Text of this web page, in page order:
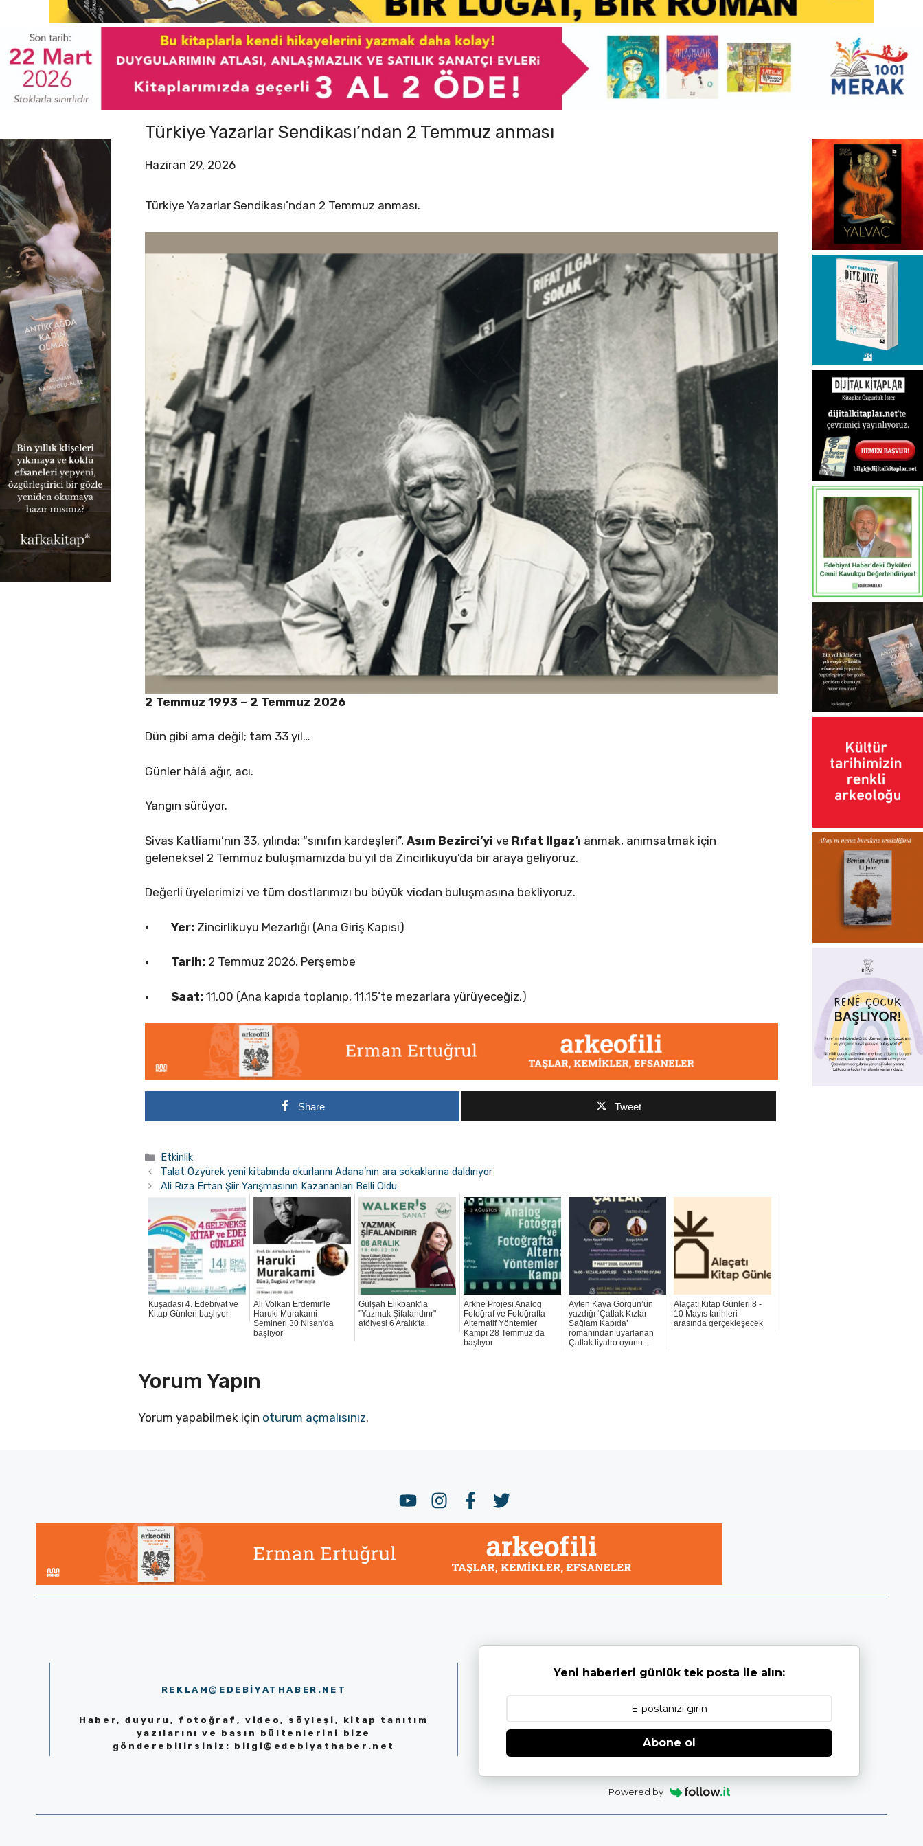
Türkiye Yazarlar Sendikası’ndan 2 Temmuz anması
Haziran 29, 2026
Türkiye Yazarlar Sendikası’ndan 2 Temmuz anması.
2 Temmuz 1993 – 2 Temmuz 2026
Dün gibi ama değil; tam 33 yıl…
Günler hâlâ ağır, acı.
Yangın sürüyor.
Sivas Katliamı’nın 33. yılında; “sınıfın kardeşleri”,Asım Bezirci’yi ve Rıfat Ilgaz’ı anmak, anımsatmak için
geleneksel 2 Temmuz buluşmamızda bu yıl da Zincirlikuyu’da bir araya geliyoruz.
Değerli üyelerimizi ve tüm dostlarımızı bu büyük vicdan buluşmasına bekliyoruz.
·Yer: Zincirlikuyu Mezarlığı (Ana Giriş Kapısı)
· Tarih: 2 Temmuz 2026, Perşembe
·Saat: 11.00 (Ana kapıda toplanıp, 11.15’te mezarlara yürüyeceğiz.)
Share Tweet
Kategoriler
Etkinlik
Talat Özyürek yeni kitabında okurlarını Adana’nın ara sokaklarına daldırıyor
Ali Rıza Ertan Şiir Yarışmasının Kazananları Belli Oldu
Kuşadası 4. Edebiyat ve
Kitap Günleri başlıyor
Ali Volkan Erdemir'le
Haruki Murakami
Semineri 30 Nisan'da
başlıyor
Gülşah Elikbank'la
"Yazmak Şifalandırır"
atölyesi 6 Aralık'ta
Arkhe Projesi Analog
Fotoğraf ve Fotoğrafta
Alternatif Yöntemler
Kampı 28 Temmuz’da
başlıyor
Ayten Kaya Görgün’ün
yazdığı ‘Çatlak Kızlar
Sağlam Kapıda’
romanından uyarlanan
Çatlak tiyatro oyunu...
Alaçatı Kitap Günleri 8 -
10 Mayıs tarihleri
arasında gerçekleşecek
Yorum Yapın
Yorum yapabilmek için oturum açmalısınız.
REKLAM@EDEBIYATHABER.NET
Haber, duyuru, fotoğraf, video, söyleşi, kitap tanıtım
yazılarını ve basın bültenlerini bize
gönderebilirsiniz: bilgi@edebiyathaber.net
Yeni haberleri günlük tek posta ile alın:
Abone ol
Powered by